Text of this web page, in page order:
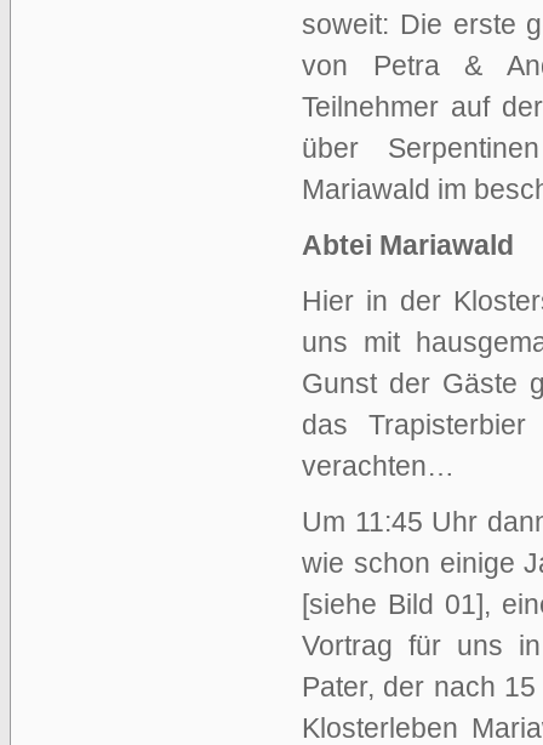
soweit: Die erste
von Petra &
Teilnehmer auf
über
Mariawald im
Abtei Mariawald
Hier in der
uns mit
Gunst der Gäste
das
verachten…
Um 11:45 Uhr
wie schon einige
[siehe Bild 01],
Vortrag für uns
Pater, der nach
Klosterleben